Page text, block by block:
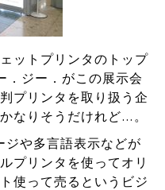
ットプリンタのトップ
ジー．がこの展示会
プリンタを取り扱う企
なりそうだけれど…。
や多言語表示などが
プリンタを使ってオリ
使って売るというビジ